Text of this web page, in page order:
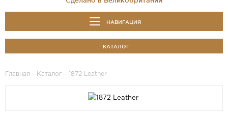
НАВИГАЦИЯ
КАТАЛОГ
Главная - Каталог - 1872 Leather